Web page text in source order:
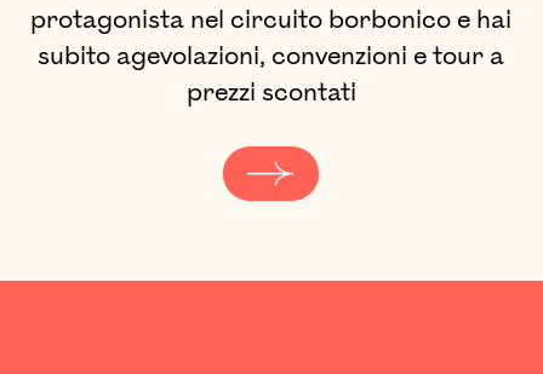
protagonista nel circuito borbonico e hai
subito agevolazioni, convenzioni e tour a
prezzi scontati